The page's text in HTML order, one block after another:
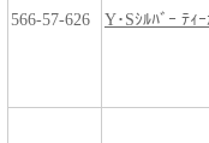
566-57-626 Y･Sｼﾙﾊﾞｰ ﾃｨｰ